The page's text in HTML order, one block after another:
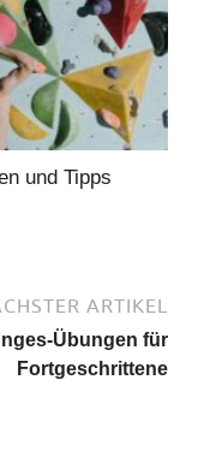
und Tipps
ARTIKEL
Übungen für
Fortgeschrittene